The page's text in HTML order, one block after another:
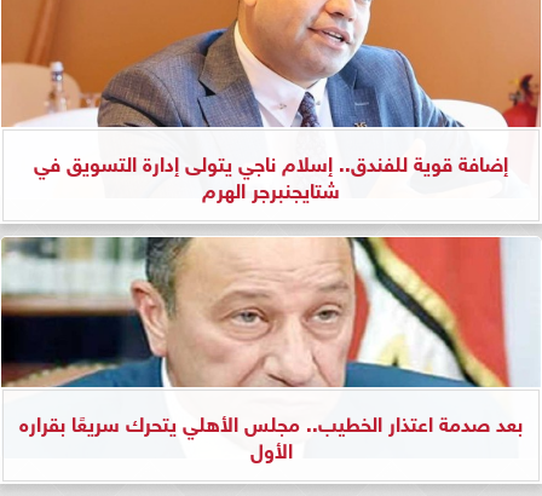
إضافة قوية للفندق.. إسلام ناجي يتولى إدارة التسويق في
شتايجنبرجر الهرم
بعد صدمة اعتذار الخطيب.. مجلس الأهلي يتحرك سريعًا بقراره
الأول